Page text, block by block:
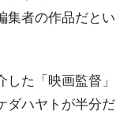
集者の作品だとい
た「映画監督」
ダハヤトが半分だ